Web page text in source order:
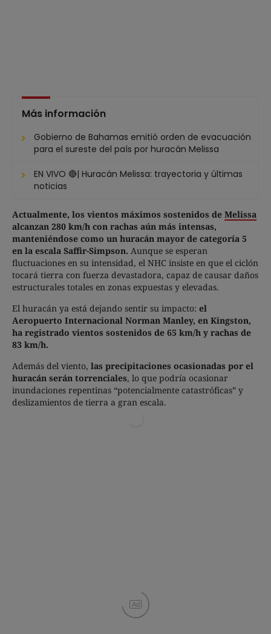
Más información
Gobierno de Bahamas emitió orden de evacuación
para el sureste del país por huracán Melissa
EN VIVO 🔴| Huracán Melissa: trayectoria y últimas
noticias
Actualmente, los vientos máximos sostenidos de Melissa
alcanzan 280 km/h con rachas aún más intensas,
manteniéndose como un huracán mayor de categoría 5
en la escala Saffir-Simpson. Aunque se esperan
fluctuaciones en su intensidad, el NHC insiste en que el ciclón
tocará tierra con fuerza devastadora, capaz de causar daños
estructurales totales en zonas expuestas y elevadas.
El huracán ya está dejando sentir su impacto: el
Aeropuerto Internacional Norman Manley, en Kingston,
ha registrado vientos sostenidos de 65 km/h y rachas de
83 km/h.
Además del viento, las precipitaciones ocasionadas por el
huracán serán torrenciales, lo que podría ocasionar
inundaciones repentinas “potencialmente catastróficas” y
deslizamientos de tierra a gran escala.
Ad